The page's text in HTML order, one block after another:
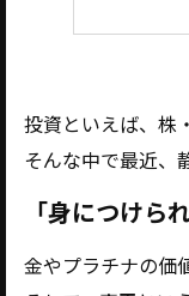
投資といえば、株
そんな中で最近
「身につけら
金やプラチナの価